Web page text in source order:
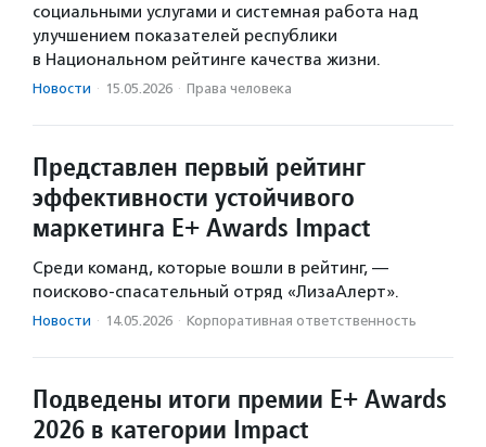
социальными услугами и системная работа над
улучшением показателей республики
в Национальном рейтинге качества жизни.
Новости · 15.05.2026 · Права человека
Представлен первый рейтинг
эффективности устойчивого
маркетинга E+ Awards Impact
Среди команд, которые вошли в рейтинг, —
поисково-спасательный отряд «ЛизаАлерт».
Новости · 14.05.2026 · Корпоративная ответственность
Подведены итоги премии E+ Awards
2026 в категории Impact